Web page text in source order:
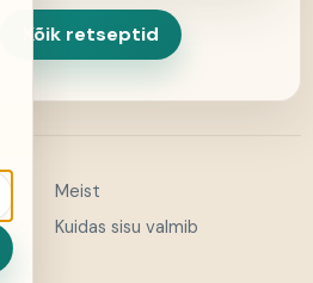
Kõik retseptid
Meist
Kuidas sisu valmib